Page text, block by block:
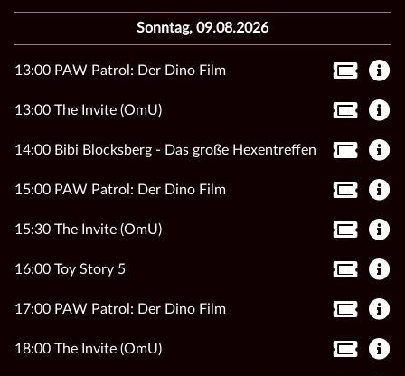
Sonntag, 09.08.2026
13:00 PAW Patrol: Der Dino Film
13:00 The Invite (OmU)
14:00 Bibi Blocksberg - Das große Hexentreffen
15:00 PAW Patrol: Der Dino Film
15:30 The Invite (OmU)
16:00 Toy Story 5
17:00 PAW Patrol: Der Dino Film
18:00 The Invite (OmU)